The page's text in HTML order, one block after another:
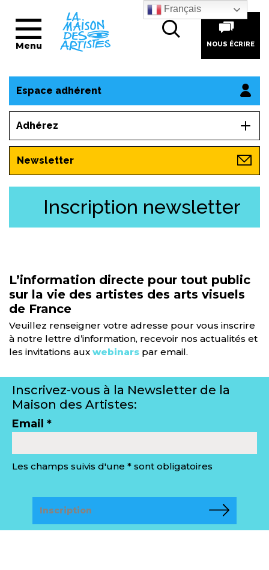
Menu NOUS ÉCRIRE
Espace adhérent
Adhérez
Newsletter
Inscription newsletter
L’information directe pour tout public
sur la vie des artistes des arts visuels
de France
Veuillez renseigner votre adresse pour vous inscrire
à notre lettre d’information, recevoir nos actualités et
les invitations aux webinars par email.
Inscrivez-vous à la Newsletter de la
Maison des Artistes:
Email *
Les champs suivis d'une * sont obligatoires
Français